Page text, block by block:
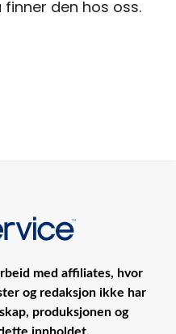
den hos oss.
med affiliates, hvor
og redaksjon ikke har
produksjonen og
innholdet.